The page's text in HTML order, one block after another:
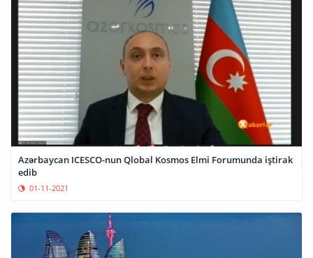
Azərbaycan ICESCO-nun Qlobal Kosmos Elmi Forumunda iştirak
edib
01-11-2021